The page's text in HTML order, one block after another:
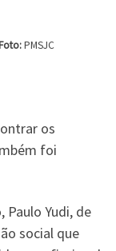
PMSJC
os
foi
Yudi, de
social que